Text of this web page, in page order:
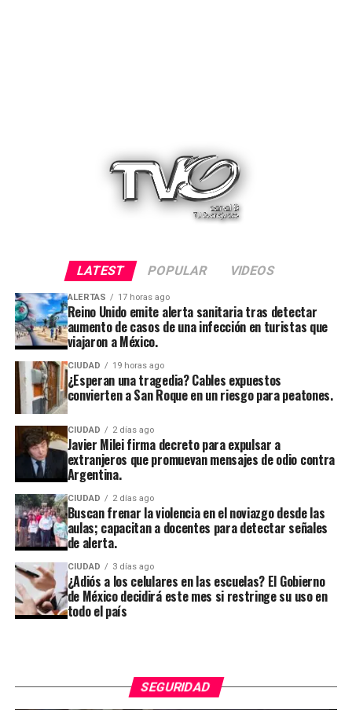
LATEST POPULAR VIDEOS
ALERTAS 17 horas ago
Reino Unido emite alerta sanitaria tras detectar
aumento de casos de una infección en turistas que
viajaron a México.
CIUDAD 19 horas ago
¿Esperan una tragedia? Cables expuestos
convierten a San Roque en un riesgo para peatones.
CIUDAD 2 días ago
Javier Milei firma decreto para expulsar a
extranjeros que promuevan mensajes de odio contra
Argentina.
CIUDAD 2 días ago
Buscan frenar la violencia en el noviazgo desde las
aulas; capacitan a docentes para detectar señales
de alerta.
CIUDAD 3 días ago
¿Adiós a los celulares en las escuelas? El Gobierno
de México decidirá este mes si restringe su uso en
todo el país
SEGURIDAD